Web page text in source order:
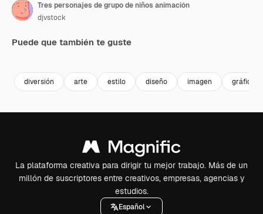
Tres personajes de grupo de niños animación
djvstock
Puede que también te guste
diversión arte estilo diseño imagen gráfico
La plataforma creativa para dirigir tu mejor trabajo. Más de un
millón de suscriptores entre creativos, empresas, agencias y
estudios.
Español